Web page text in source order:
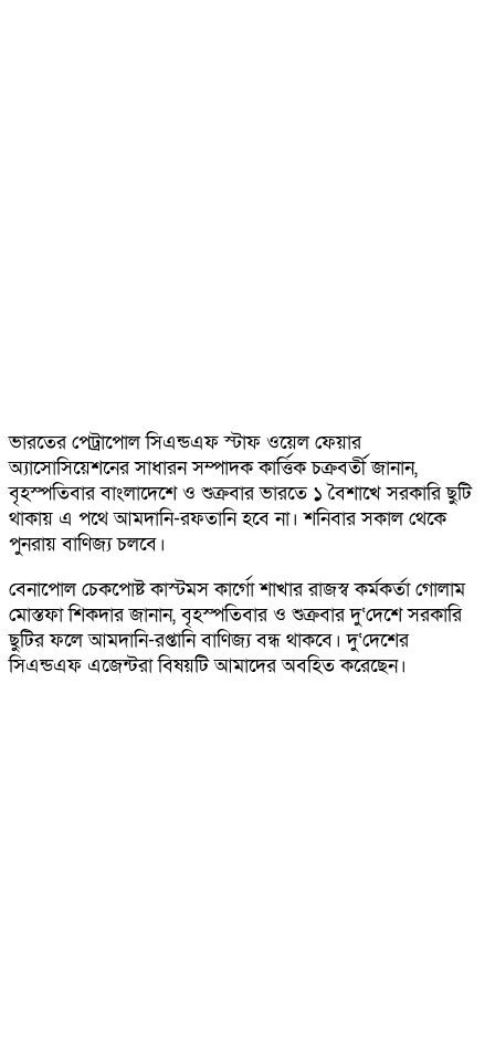
ভারতের পেট্রাপোল সিএন্ডএফ স্টাফ ওয়েল ফেয়ার
অ্যাসোসিয়েশনের সাধারন সম্পাদক কার্ত্তিক চক্রবর্তী জানান,
বৃহস্পতিবার বাংলাদেশে ও শুক্রবার ভারতে ১ বৈশাখে সরকারি ছুটি
থাকায় এ পথে আমদানি-রফতানি হবে না। শনিবার সকাল থেকে
পুনরায় বাণিজ্য চলবে।
বেনাপোল চেকপোষ্ট কাস্টমস কার্গো শাখার রাজস্ব কর্মকর্তা গোলাম
মোস্তফা শিকদার জানান, বৃহস্পতিবার ও শুক্রবার দু‘দেশে সরকারি
ছুটির ফলে আমদানি-রপ্তানি বাণিজ্য বন্ধ থাকবে। দু‘দেশের
সিএন্ডএফ এজেন্টরা বিষয়টি আমাদের অবহিত করেছেন।